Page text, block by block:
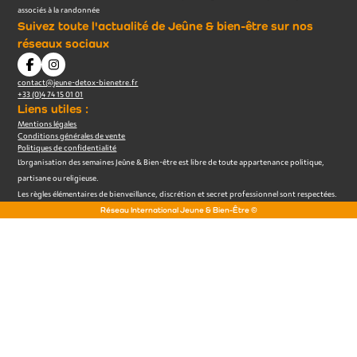
associés à la randonnée
Suivez toute l'actualité de Jeûne & bien-être sur nos
réseaux sociaux
contact@jeune-detox-bienetre.fr
+33 (0)4 74 15 01 01
Liens utiles :
Mentions légales
Conditions générales de vente
Politiques de confidentialité
L’organisation des semaines Jeûne & Bien-être est libre de toute appartenance politique,
partisane ou religieuse.
Les règles élémentaires de bienveillance, discrétion et secret professionnel sont respectées.
Réseau International Jeune & Bien-Être ©